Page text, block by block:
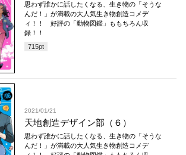
思わず誰かに話したくなる、生き物の「そうな
んだ！」が満載の大人気生き物創造コメデ
ィ！！ 好評の「動物図鑑」ももちろん収
録！！
715pt
2021/01/21
天地創造デザイン部（６）
思わず誰かに話したくなる、生き物の「そうな
んだ！」が満載の大人気生き物創造コメデ